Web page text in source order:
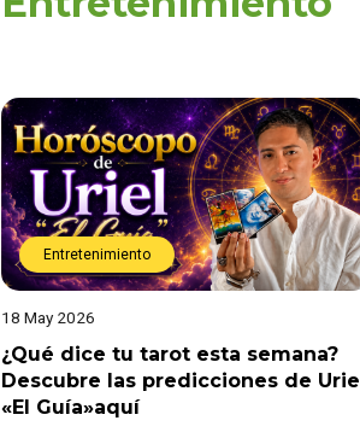
Entretenimiento
18 May 2026
¿Qué dice tu tarot esta semana?
Descubre las predicciones de Uriel
«El Guía»aquí